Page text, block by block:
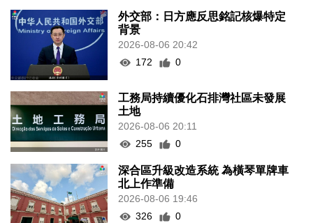
外交部：日方應反思銘記核爆特定
背景
2026-08-06 20:42
172
0
工務局持續優化石排灣社區未發展
土地
2026-08-06 20:11
255
0
深合區升級改造系統 為橫琴單牌車
北上作準備
2026-08-06 19:46
326
0